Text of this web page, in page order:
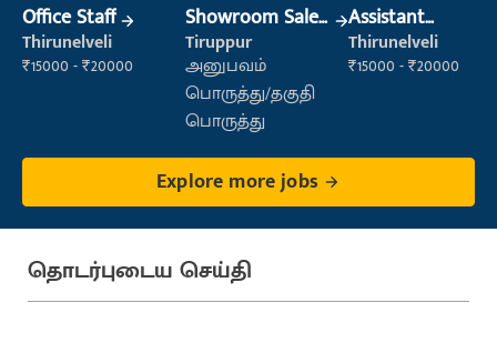
Office Staff
Thirunelveli
₹15000 - ₹20000
Showroom Sales
Executive (Retail
Sales)
Tiruppur
அனுபவம்
பொருத்து/தகுதி
பொருத்து
Assistant
Manager
Thirunelveli
₹15000 - ₹20000
Explore more jobs
தொடர்புடைய செய்தி